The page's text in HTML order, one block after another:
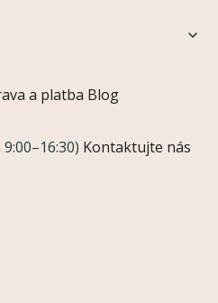
a platba Blog
Kontaktujte nás